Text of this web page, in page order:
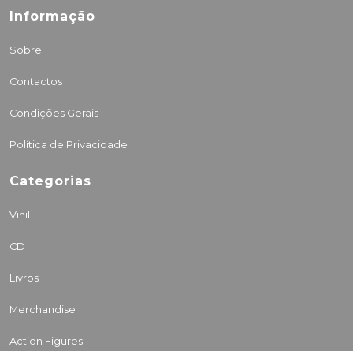
Informação
Sobre
Contactos
Condições Gerais
Política de Privacidade
Categorias
Vinil
CD
Livros
Merchandise
Action Figures